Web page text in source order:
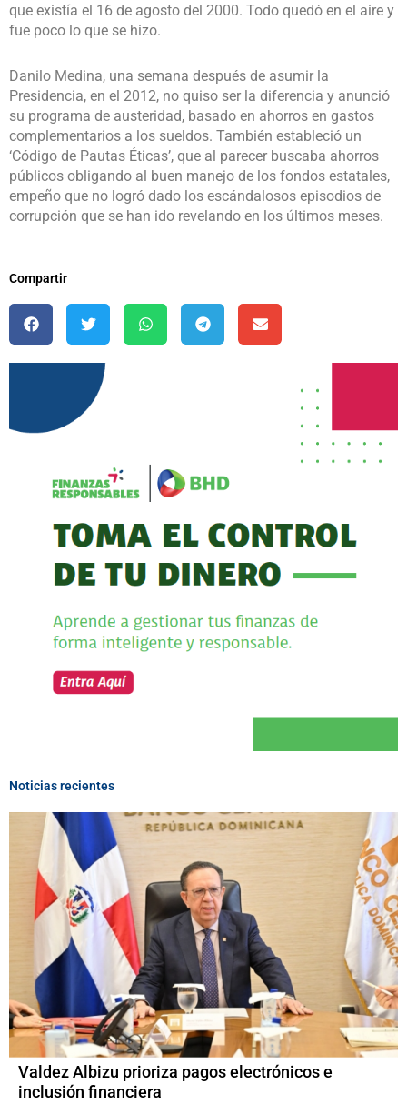
que existía el 16 de agosto del 2000. Todo quedó en el aire y
fue poco lo que se hizo.
Danilo Medina, una semana después de asumir la
Presidencia, en el 2012, no quiso ser la diferencia y anunció
su programa de austeridad, basado en ahorros en gastos
complementarios a los sueldos. También estableció un
‘Código de Pautas Éticas’, que al parecer buscaba ahorros
públicos obligando al buen manejo de los fondos estatales,
empeño que no logró dado los escándalosos episodios de
corrupción que se han ido revelando en los últimos meses.
Compartir
Noticias recientes
Valdez Albizu prioriza pagos electrónicos e
inclusión financiera